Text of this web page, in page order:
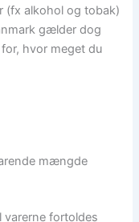
(fx alkohol og tobak)
gælder dog
hvor meget du
mængde
varerne fortoldes